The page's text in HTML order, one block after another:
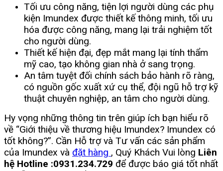
Tối ưu công năng, tiện lợi người dùng các phụ
kiện Imundex được thiết kế thông minh, tối ưu
hóa được công năng, mang lại trải nghiệm tốt
cho người dùng.
Thiết kế hiện đại, đẹp mắt mang lại tính thẩm
mỹ cao, tạo không gian nhà ở sang trọng.
An tâm tuyệt đối chính sách bảo hành rõ ràng,
có nguồn gốc xuất xứ cụ thể, đội ngũ hỗ trợ kỹ
thuật chuyên nghiệp, an tâm cho người dùng.
Hy vọng những thông tin trên giúp ích bạn hiểu rõ
về “Giới thiệu về thương hiệu Imundex? Imundex có
tốt không?”. Cần Hỗ trợ và Tư vấn các sản phẩm
của Imundex và đặt hàng , Quý Khách Vui lòng Liên
hệ Hotline :0931.234.729 để được báo giá tốt nhất